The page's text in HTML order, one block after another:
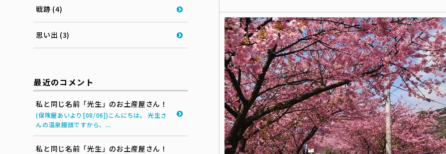
戦跡 (4)
思い出 (3)
最近のコメント
私と同じ名前「光生」のお土産屋さん！
(保険屋あいより[08/06])こんにちは。 光生さ
んの温泉饅頭ですから、...
私と同じ名前「光生」のお土産屋さん！